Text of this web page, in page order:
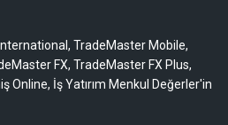
TradeMaster Mobile,
FX, TradeMaster FX Plus,
Online, İş Yatırım Menkul Değerler'in